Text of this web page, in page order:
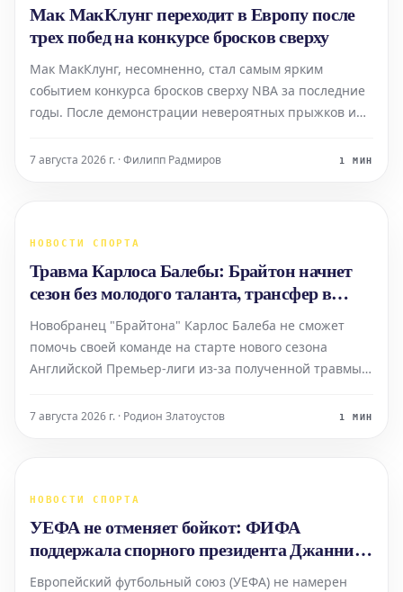
Мак МакКлунг переходит в Европу после
трех побед на конкурсе бросков сверху
Мак МакКлунг, несомненно, стал самым ярким
событием конкурса бросков сверху NBA за последние
годы. После демонстрации невероятных прыжков и
соревновании, игрок решил не участвовать в
7 августа 2026 г. · Филипп Радмиров 1 МИН
НОВОСТИ СПОРТА
Травма Карлоса Балебы: Брайтон начнет
сезон без молодого таланта, трансфер в
Манчестер Юнайтед исключен
Новобранец "Брайтона" Карлос Балеба не сможет
помочь своей команде на старте нового сезона
Английской Премьер-лиги из-за полученной травмы.
игрока, поскольку оно также ставит крест на
7 августа 2026 г. · Родион Златоустов 1 МИН
НОВОСТИ СПОРТА
УЕФА не отменяет бойкот: ФИФА
поддержала спорного президента Джанни
Инфантино
Европейский футбольный союз (УЕФА) не намерен